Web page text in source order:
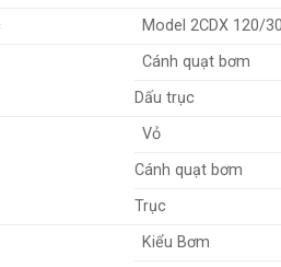
Model 2CDX 120/30
Cánh quạt bơm
Dấu trục
Vỏ
Cánh quạt bơm
Trục
Kiểu Bơm